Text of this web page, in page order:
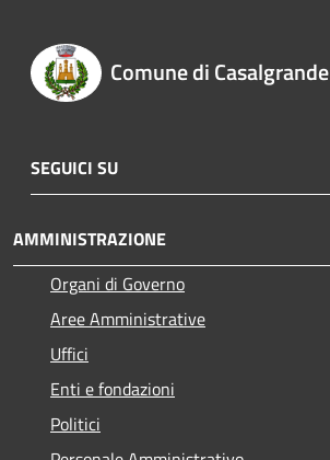
Comune di Casalgrande
SEGUICI SU
AMMINISTRAZIONE
Organi di Governo
Aree Amministrative
Uffici
Enti e fondazioni
Politici